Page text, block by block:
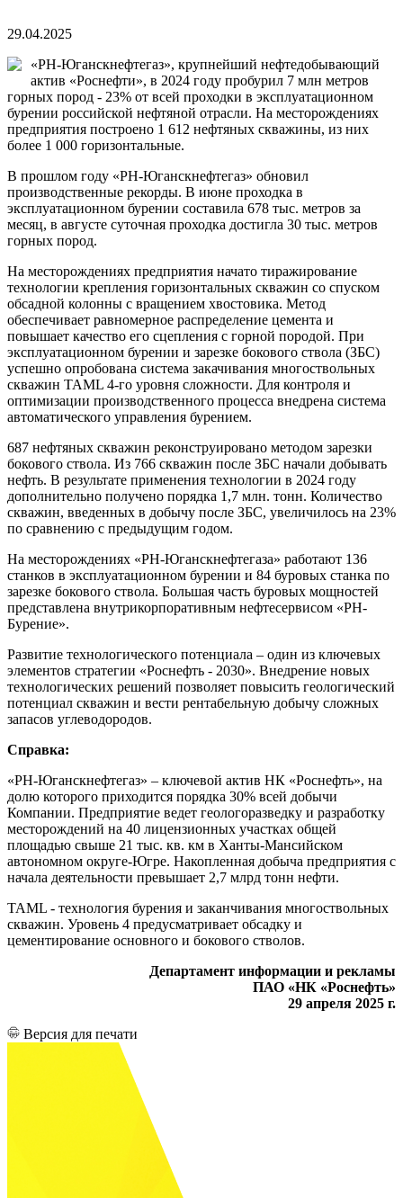
29.04.2025
«РН-Юганскнефтегаз», крупнейший нефтедобывающий
актив «Роснефти», в 2024 году пробурил 7 млн метров
горных пород - 23% от всей проходки в эксплуатационном
бурении российской нефтяной отрасли. На месторождениях
предприятия построено 1 612 нефтяных скважины, из них
более 1 000 горизонтальные.
В прошлом году «РН-Юганскнефтегаз» обновил
производственные рекорды. В июне проходка в
эксплуатационном бурении составила 678 тыс. метров за
месяц, в августе суточная проходка достигла 30 тыс. метров
горных пород.
На месторождениях предприятия начато тиражирование
технологии крепления горизонтальных скважин со спуском
обсадной колонны с вращением хвостовика. Метод
обеспечивает равномерное распределение цемента и
повышает качество его сцепления с горной породой. При
эксплуатационном бурении и зарезке бокового ствола (ЗБС)
успешно опробована система закачивания многоствольных
скважин ТАМL 4-го уровня сложности. Для контроля и
оптимизации производственного процесса внедрена система
автоматического управления бурением.
687 нефтяных скважин реконструировано методом зарезки
бокового ствола. Из 766 скважин после ЗБС начали добывать
нефть. В результате применения технологии в 2024 году
дополнительно получено порядка 1,7 млн. тонн. Количество
скважин, введенных в добычу после ЗБС, увеличилось на 23%
по сравнению с предыдущим годом.
На месторождениях «РН-Юганскнефтегаза» работают 136
станков в эксплуатационном бурении и 84 буровых станка по
зарезке бокового ствола. Большая часть буровых мощностей
представлена внутрикорпоративным нефтесервисом «РН-
Бурение».
Развитие технологического потенциала – один из ключевых
элементов стратегии «Роснефть - 2030». Внедрение новых
технологических решений позволяет повысить геологический
потенциал скважин и вести рентабельную добычу сложных
запасов углеводородов.
Справка:
«РН-Юганскнефтегаз» – ключевой актив НК «Роснефть», на
долю которого приходится порядка 30% всей добычи
Компании. Предприятие ведет геологоразведку и разработку
месторождений на 40 лицензионных участках общей
площадью свыше 21 тыс. кв. км в Ханты-Мансийском
автономном округе-Югре. Накопленная добыча предприятия с
начала деятельности превышает 2,7 млрд тонн нефти.
ТАМL - технология бурения и заканчивания многоствольных
скважин. Уровень 4 предусматривает обсадку и
цементирование основного и бокового стволов.
Департамент информации и рекламы
ПАО «НК «Роснефть»
29 апреля 2025 г.
Версия для печати